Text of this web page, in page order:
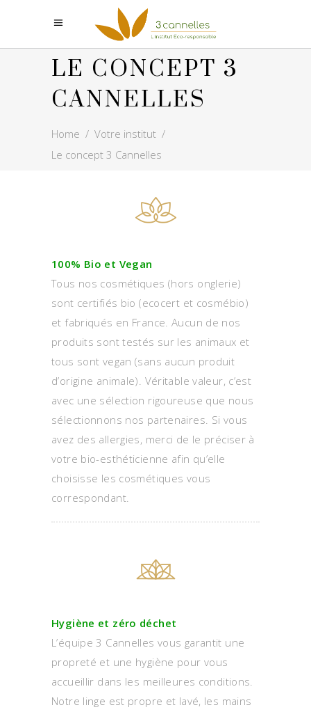
LE CONCEPT 3
CANNELLES
Home / Votre institut /
Le concept 3 Cannelles
100% Bio et Vegan
Tous nos cosmétiques (hors onglerie)
sont certifiés bio (ecocert et cosmébio)
et fabriqués en France. Aucun de nos
produits sont testés sur les animaux et
tous sont vegan (sans aucun produit
d’origine animale). Véritable valeur, c’est
avec une sélection rigoureuse que nous
sélectionnons nos partenaires. Si vous
avez des allergies, merci de le préciser à
votre bio-esthéticienne afin qu’elle
choisisse les cosmétiques vous
correspondant.
Hygiène et zéro déchet
L’équipe 3 Cannelles vous garantit une
propreté et une hygiène pour vous
accueillir dans les meilleures conditions.
Notre linge est propre et lavé, les mains